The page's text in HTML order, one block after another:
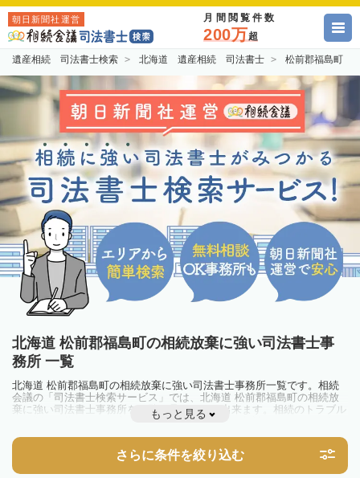
朝日新聞社運営 月間閲覧件数
200万超
遺産相続 司法書士検索 北海道 遺産相続 司法書士 松前郡福島町
北海道 松前郡福島町の相続放棄に強い司法書士事
務所 一覧
北海道 松前郡福島町の相続放棄に強い司法書士事務所一覧です。相続
会議の「司法書士検索サービス」では、北海道 松前郡福島町の相続放
棄に強い司法書士事務所を一覧で見ることが出来ます。相続のトラブル
やお悩みを抱えている方は一度近隣の司法書士に相談してみましょう。
もっと見る
さらに条件を絞り込む